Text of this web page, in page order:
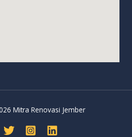
Mitra Renovasi Jember